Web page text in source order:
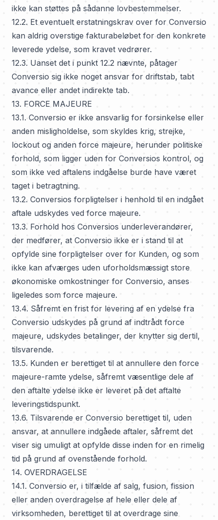
ikke kan støttes på sådanne lovbestemmelser.
12.2. Et eventuelt erstatningskrav over for Conversio
kan aldrig overstige fakturabeløbet for den konkrete
leverede ydelse, som kravet vedrører.
12.3. Uanset det i punkt 12.2 nævnte, påtager
Conversio sig ikke noget ansvar for driftstab, tabt
avance eller andet indirekte tab.
13. FORCE MAJEURE
13.1. Conversio er ikke ansvarlig for forsinkelse eller
anden misligholdelse, som skyldes krig, strejke,
lockout og anden force majeure, herunder politiske
forhold, som ligger uden for Conversios kontrol, og
som ikke ved aftalens indgåelse burde have været
taget i betragtning.
13.2. Conversios forpligtelser i henhold til en indgået
aftale udskydes ved force majeure.
13.3. Forhold hos Conversios underleverandører,
der medfører, at Conversio ikke er i stand til at
opfylde sine forpligtelser over for Kunden, og som
ikke kan afværges uden uforholdsmæssigt store
økonomiske omkostninger for Conversio, anses
ligeledes som force majeure.
13.4. Såfremt en frist for levering af en ydelse fra
Conversio udskydes på grund af indtrådt force
majeure, udskydes betalinger, der knytter sig dertil,
tilsvarende.
13.5. Kunden er berettiget til at annullere den force
majeure-ramte ydelse, såfremt væsentlige dele af
den aftalte ydelse ikke er leveret på det aftalte
leveringstidspunkt.
13.6. Tilsvarende er Conversio berettiget til, uden
ansvar, at annullere indgåede aftaler, såfremt det
viser sig umuligt at opfylde disse inden for en rimelig
tid på grund af ovenstående forhold.
14. OVERDRAGELSE
14.1. Conversio er, i tilfælde af salg, fusion, fission
eller anden overdragelse af hele eller dele af
virksomheden, berettiget til at overdrage sine